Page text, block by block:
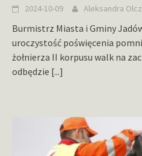
2024-10-09 Aleksandra
Burmistrz Miasta i Gminy
uroczystość poświęcenia
żołnierza II korpusu walk na
odbędzie [...]